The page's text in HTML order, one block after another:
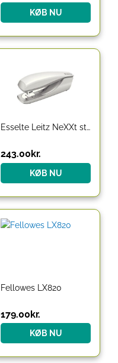
KØB NU
Esselte Leitz NeXXt stapler – 30 sheets – plastic metal – arctic white
243.00kr.
KØB NU
Fellowes LX820
179.00kr.
KØB NU